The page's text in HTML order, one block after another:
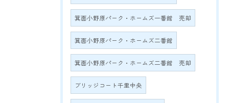
箕面小野原パーク・ホームズ一番館 売却
箕面小野原パーク・ホームズ二番館
箕面小野原パーク・ホームズ二番館 売却
ブリッジコート千里中央